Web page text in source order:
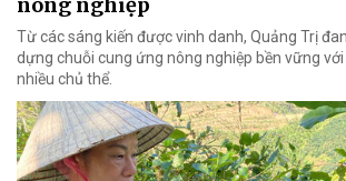
Từ các sáng kiến được vinh danh, Quảng Trị
dựng chuỗi cung ứng nông nghiệp bền vững
nhiều chủ thể.